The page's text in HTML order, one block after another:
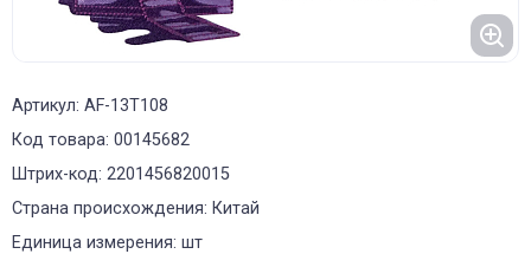
Артикул: AF-13T108
Код товара: 00145682
Штрих-код: 2201456820015
Страна происхождения: Китай
Единица измерения: шт